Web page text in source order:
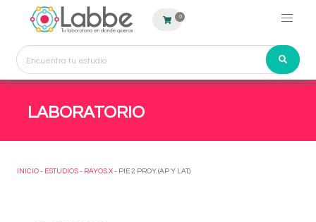
0
LABORATORIO
INICIO - ESTUDIOS - RAYOS X - PIE 2 PROY. (AP Y LAT.)